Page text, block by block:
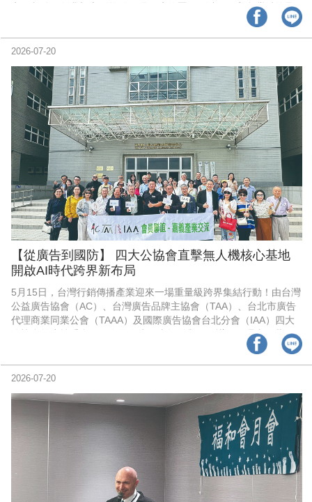
享歐都納從創業初心到推動循環經濟的歷程，以及一家台灣戶外品
牌如何將永續理念落實於產品開發、企業治理與社會行動之中。
【從廣告到國防】 四大公協會直擊無人機核心基地
開啟AI時代跨界新布局
5月15日，台灣行銷傳播產業迎來一場重量級跨界集結行動！由台灣
公益廣告協會（AC）、台灣廣告品牌主協會（TAA）、台北市廣告
代理商業同業公會（TAAA）及國際廣告協會台北分會（IAA）四大
公協會首度攜手合作，在吳進生、盧炳勳與紀緻謙三位理事長共同
領軍下，於嘉義舉辦《跨界融合：人文與科技》產業交流活動，展
開行銷傳播產業跨界整合與合作的新篇章。
2026-07-20
2026-07-20